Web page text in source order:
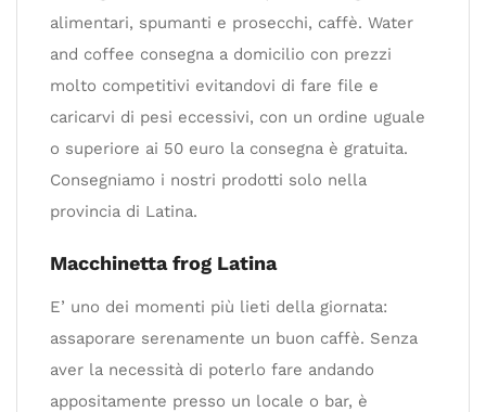
alimentari, spumanti e prosecchi, caffè. Water
and coffee consegna a domicilio con prezzi
molto competitivi evitandovi di fare file e
caricarvi di pesi eccessivi, con un ordine uguale
o superiore ai 50 euro la consegna è gratuita.
Consegniamo i nostri prodotti solo nella
provincia di Latina.
Macchinetta frog Latina
E’ uno dei momenti più lieti della giornata:
assaporare serenamente un buon caffè. Senza
aver la necessità di poterlo fare andando
appositamente presso un locale o bar, è